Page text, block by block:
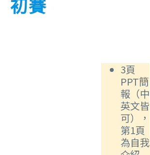
初賽
3頁
PPT簡
報（中
英文皆
可），
第1頁
為自我